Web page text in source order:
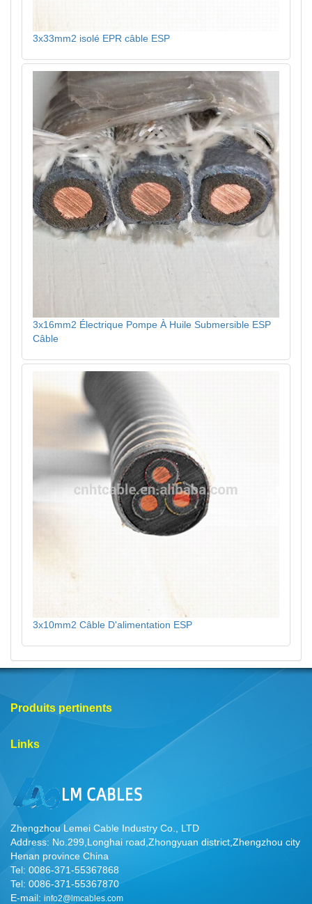
3x33mm2 isolé EPR câble ESP
3x16mm2 Électrique Pompe À Huile Submersible ESP
Câble
3x10mm2 Câble D'alimentation ESP
Produits pertinents
Links
Zhengzhou Lemei Cable Industry Co., LTD
Address: No.299,Longhai road,Zhongyuan district,Zhengzhou city
Henan province China
Tel: 0086-371-55367868
Tel: 0086-371-55367870
E-mail: info2@lmcables.com